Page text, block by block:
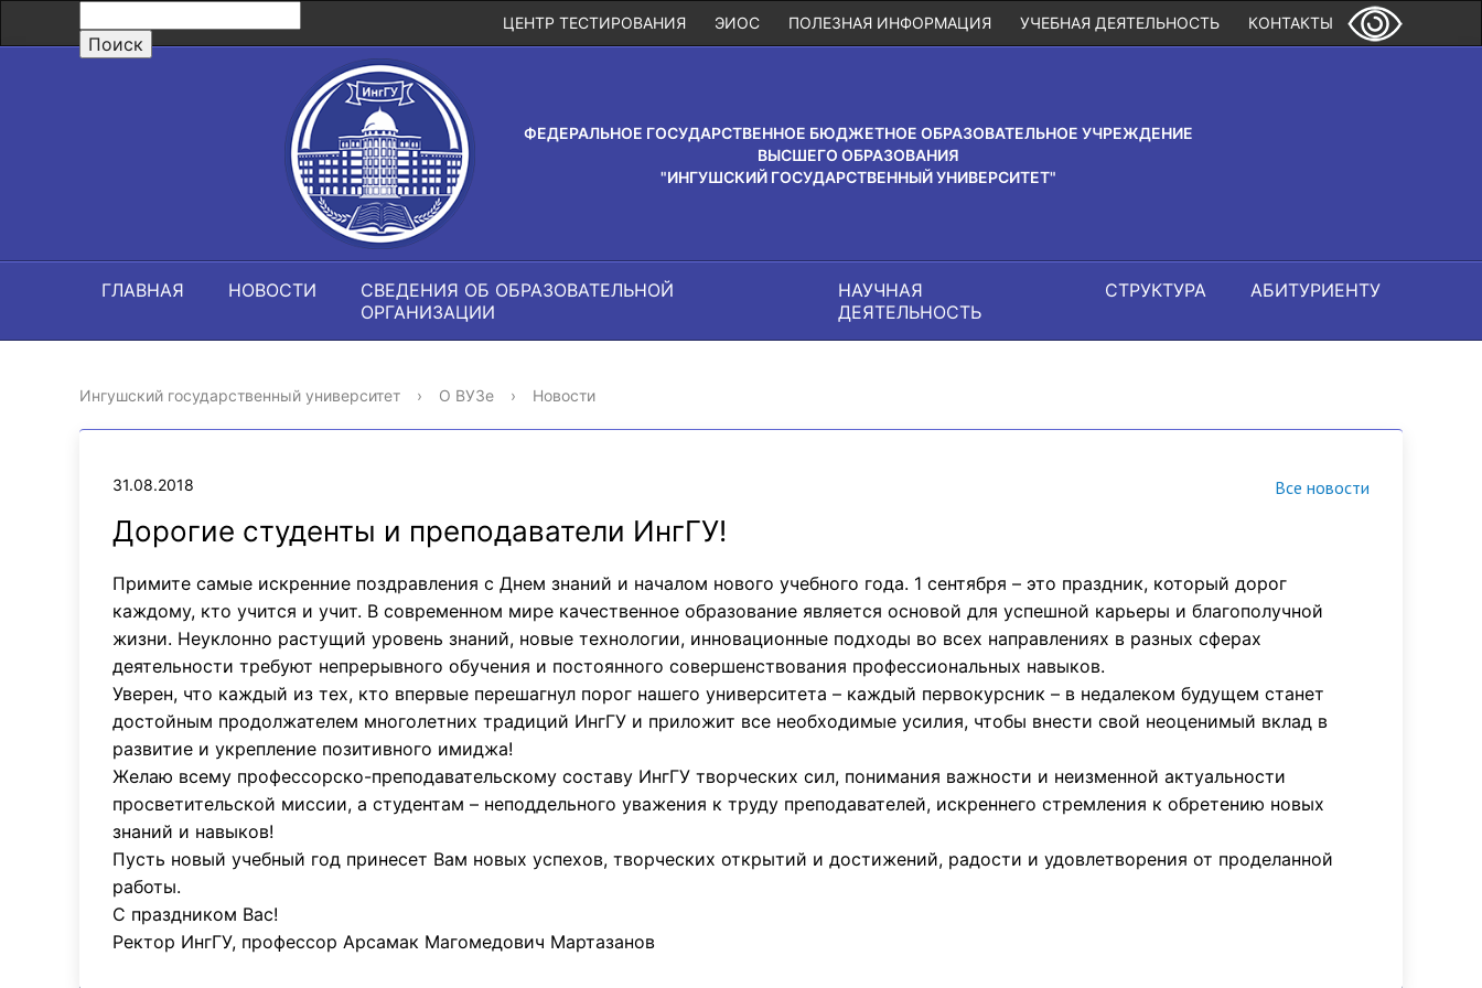
КОНТАКТЫ
УЧЕБНАЯ ДЕЯТЕЛЬНОСТЬ
ПОЛЕЗНАЯ ИНФОРМАЦИЯ
ЭИОС
ЦЕНТР ТЕСТИРОВАНИЯ
ФЕДЕРАЛЬНОЕ ГОСУДАРСТВЕННОЕ БЮДЖЕТНОЕ ОБРАЗОВАТЕЛЬНОЕ УЧРЕЖДЕНИЕ
ВЫСШЕГО ОБРАЗОВАНИЯ
"ИНГУШСКИЙ ГОСУДАРСТВЕННЫЙ УНИВЕРСИТЕТ"
ГЛАВНАЯ НОВОСТИ
СВЕДЕНИЯ ОБ ОБРАЗОВАТЕЛЬНОЙ
ОРГАНИЗАЦИИ
НАУЧНАЯ
ДЕЯТЕЛЬНОСТЬ
СТРУКТУРА АБИТУРИЕНТУ
Ингушский государственный университет › О ВУЗе › Новости
31.08.2018 Все новости
Дорогие студенты и преподаватели ИнгГУ!
Примите самые искренние поздравления с Днем знаний и началом нового учебного года. 1 сентября – это праздник, который дорог
каждому, кто учится и учит. В современном мире качественное образование является основой для успешной карьеры и благополучной
жизни. Неуклонно растущий уровень знаний, новые технологии, инновационные подходы во всех направлениях в разных сферах
деятельности требуют непрерывного обучения и постоянного совершенствования профессиональных навыков.
Уверен, что каждый из тех, кто впервые перешагнул порог нашего университета – каждый первокурсник – в недалеком будущем станет
достойным продолжателем многолетних традиций ИнгГУ и приложит все необходимые усилия, чтобы внести свой неоценимый вклад в
развитие и укрепление позитивного имиджа!
Желаю всему профессорско-преподавательскому составу ИнгГУ творческих сил, понимания важности и неизменной актуальности
просветительской миссии, а студентам – неподдельного уважения к труду преподавателей, искреннего стремления к обретению новых
знаний и навыков!
Пусть новый учебный год принесет Вам новых успехов, творческих открытий и достижений, радости и удовлетворения от проделанной
работы.
С праздником Вас!
Ректор ИнгГУ, профессор Арсамак Магомедович Мартазанов